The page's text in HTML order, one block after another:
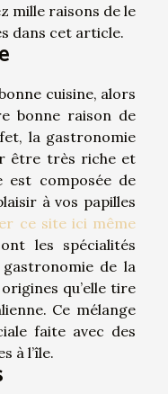
mille raisons de le
dans cet article.
cuisine, alors
bonne raison de
la gastronomie
être très riche et
est composée de
à vos papilles
ce site ici même
les spécialités
de la
qu’elle tire
Ce mélange
faite avec des
à l’île.